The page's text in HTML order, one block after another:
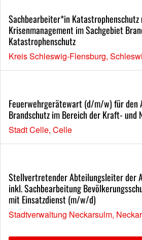
Sachbearbeiter*in Katastrophenschutz
Krisenmanagement im Sachgebiet
Katastrophenschutz
Kreis Schleswig-Flensburg,
Feuerwehrgerätewart (d/m/w) für den
Brandschutz im Bereich der Kraft-
Stadt Celle, Celle
Stellvertretender Abteilungsleiter der
inkl. Sachbearbeitung
mit Einsatzdienst (m/w/d)
Stadtverwaltung Neckarsulm,